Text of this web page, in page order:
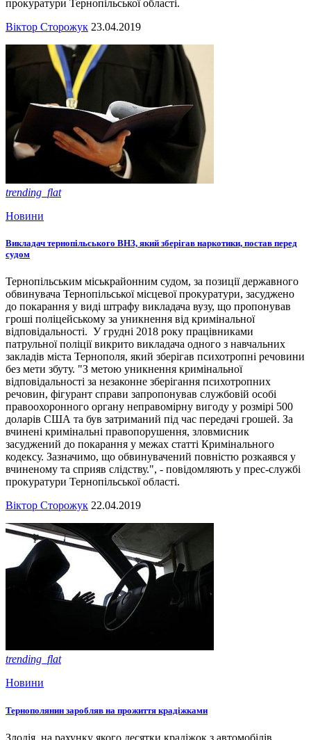
прокуратури Тернопільської області.
Віктор Сторожук 23.04.2019
trending_flat
Новини
Викладач тернопільського ВНЗ, який зберігав наркотики, постав перед
судом
Тернопільським міськрайонним судом, за позиції державного
обвинувача Тернопільської місцевої прокуратури, засуджено
до покарання у виді штрафу викладача вузу, що пропонував
гроші поліцейському за уникнення від кримінальної
відповідальності. У грудні 2018 року працівниками
патрульної поліції викрито викладача одного з навчальних
закладів міста Тернополя, який зберігав психотропні речовини
без мети збуту. "З метою уникнення кримінальної
відповідальності за незаконне зберігання психотропних
речовин, фігурант справи запропонував службовій особі
правоохоронного органу неправомірну вигоду у розмірі 500
доларів США та був затриманий під час передачі грошей. За
вчинені кримінальні правопорушення, зловмисник
засуджений до покарання у межах статті Кримінального
кодексу. Зазначимо, що обвинувачений повністю розкаявся у
вчиненому та сприяв слідству.", - повідомляють у прес-службі
прокуратури Тернопільської області.
Віктор Сторожук 22.04.2019
trending_flat
Новини
Тернополянин заробляв на прожиття крадіжками
Злодія, на рахунку якого десятки крадіжок з автомобілів,